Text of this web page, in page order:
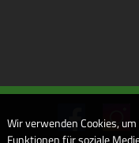
Wir verwenden Cookies,